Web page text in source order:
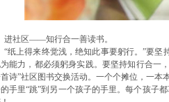
进社区——知行合一善读书。
“纸上得来终觉浅，绝知此事要躬行。”要
能力，都必须躬身实践。要坚持知行合一
诗”社区图书交换活动。一个个摊位，一本
手里“跳”到另一个孩子的手里。每个孩子